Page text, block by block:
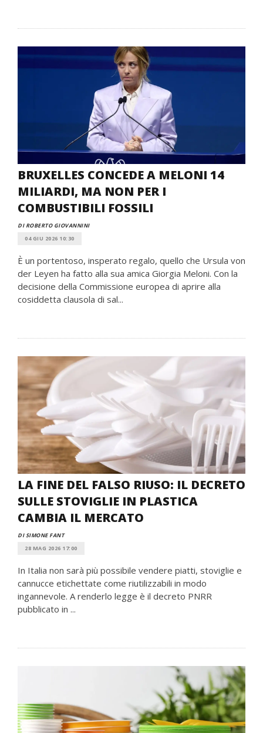
BRUXELLES CONCEDE A MELONI 14
MILIARDI, MA NON PER I
COMBUSTIBILI FOSSILI
DI ROBERTO GIOVANNINI
04 GIU 2026 10:30
È un portentoso, insperato regalo, quello che Ursula von
der Leyen ha fatto alla sua amica Giorgia Meloni. Con la
decisione della Commissione europea di aprire alla
cosiddetta clausola di sal...
LA FINE DEL FALSO RIUSO: IL DECRETO
SULLE STOVIGLIE IN PLASTICA
CAMBIA IL MERCATO
DI SIMONE FANT
28 MAG 2026 17:00
In Italia non sarà più possibile vendere piatti, stoviglie e
cannucce etichettate come riutilizzabili in modo
ingannevole. A renderlo legge è il decreto PNRR
pubblicato in ...